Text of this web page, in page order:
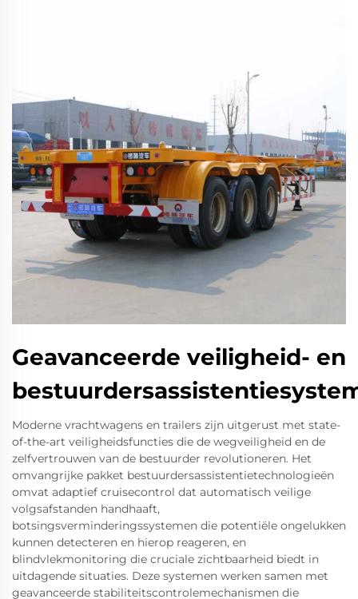
Geavanceerde veiligheid- en
Moderne vrachtwagens en trailers zijn uitgerust met state-
of-the-art veiligheidsfuncties die de wegveiligheid en de
zelfvertrouwen van de bestuurder revolutioneren. Het
omvangrijke pakket bestuurdersassistentietechnologieën
omvat adaptief cruisecontrol dat automatisch veilige
volgsafstanden handhaaft,
botsingsverminderingssystemen die potentiële ongelukken
kunnen detecteren en hierop reageren, en
blindvlekmonitoring die cruciale zichtbaarheid biedt in
uitdagende situaties. Deze systemen werken samen met
geavanceerde stabiliteitscontrolemechanismen die